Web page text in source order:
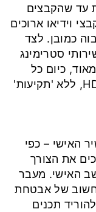
עד שהקבצים
וידיאו ארוכים
כמובן. לצד
סטרימינג
כיום כל
התכנים מגיעים כבר באיכות HD, ללא 'תקיעות'
האישי – כפי
את הצורך
האישי. מעבר
חשוב של אבטחת
תכנים